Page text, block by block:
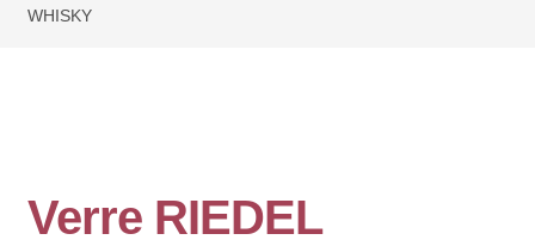
WHISKY
Verre RIEDEL